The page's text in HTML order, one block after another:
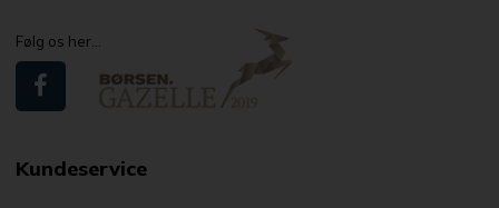
Følg os her...
Kundeservice